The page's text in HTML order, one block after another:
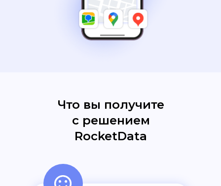
Что вы получите
с решением
RocketData